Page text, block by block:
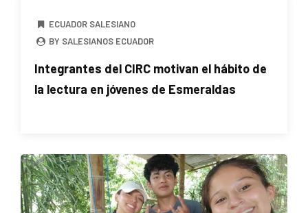
ECUADOR SALESIANO
BY SALESIANOS ECUADOR
Integrantes del CIRC motivan el hábito de
la lectura en jóvenes de Esmeraldas